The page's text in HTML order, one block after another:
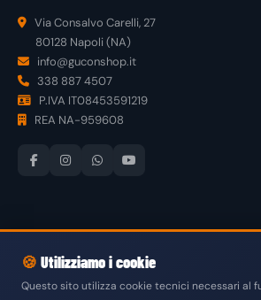
Via Consalvo Carelli, 27
80128 Napoli (NA)
info@guconshop.it
338 887 4507
P.IVA IT08453591219
REA NA-959608
© 2026 GuconShop di Guglielmo Conte — Tutti i
🍪 Utilizziamo i cookie
Questo sito utilizza cookie tecnici necessari al